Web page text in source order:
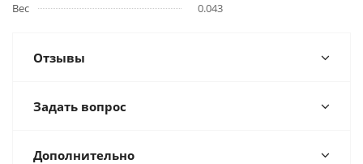
Вес
0.043
Отзывы
Задать вопрос
Дополнительно